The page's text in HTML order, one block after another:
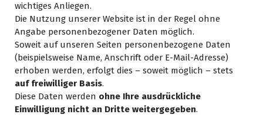
wichtiges Anliegen.
Die Nutzung unserer Website ist in der Regel ohne
Angabe personenbezogener Daten möglich.
Soweit auf unseren Seiten personenbezogene Daten
(beispielsweise Name, Anschrift oder E-Mail-Adresse)
erhoben werden, erfolgt dies – soweit möglich – stets
auf freiwilliger Basis.
Diese Daten werden ohne Ihre ausdrückliche
Einwilligung nicht an Dritte weitergegeben.